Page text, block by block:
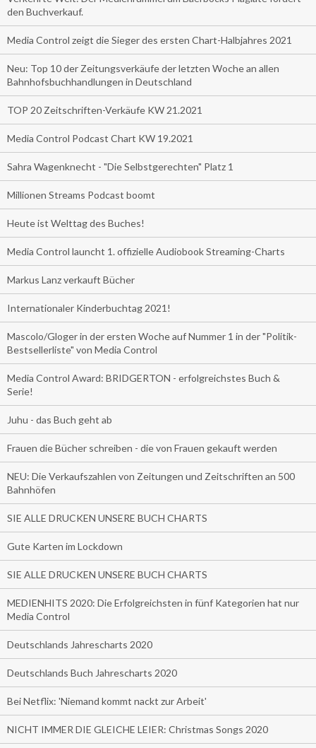
den Buchverkauf.
Media Control zeigt die Sieger des ersten Chart-Halbjahres 2021
Neu: Top 10 der Zeitungsverkäufe der letzten Woche an allen
Bahnhofsbuchhandlungen in Deutschland
TOP 20 Zeitschriften-Verkäufe KW 21.2021
Media Control Podcast Chart KW 19.2021
Sahra Wagenknecht - "Die Selbstgerechten" Platz 1
Millionen Streams Podcast boomt
Heute ist Welttag des Buches!
Media Control launcht 1. offizielle Audiobook Streaming-Charts
Markus Lanz verkauft Bücher
Internationaler Kinderbuchtag 2021!
Mascolo/Gloger in der ersten Woche auf Nummer 1 in der "Politik-
Bestsellerliste" von Media Control
Media Control Award: BRIDGERTON - erfolgreichstes Buch &
Serie!
Juhu - das Buch geht ab
Frauen die Bücher schreiben - die von Frauen gekauft werden
NEU: Die Verkaufszahlen von Zeitungen und Zeitschriften an 500
Bahnhöfen
SIE ALLE DRUCKEN UNSERE BUCH CHARTS
Gute Karten im Lockdown
SIE ALLE DRUCKEN UNSERE BUCH CHARTS
MEDIENHITS 2020: Die Erfolgreichsten in fünf Kategorien hat nur
Media Control
Deutschlands Jahrescharts 2020
Deutschlands Buch Jahrescharts 2020
Bei Netflix: 'Niemand kommt nackt zur Arbeit'
NICHT IMMER DIE GLEICHE LEIER: Christmas Songs 2020